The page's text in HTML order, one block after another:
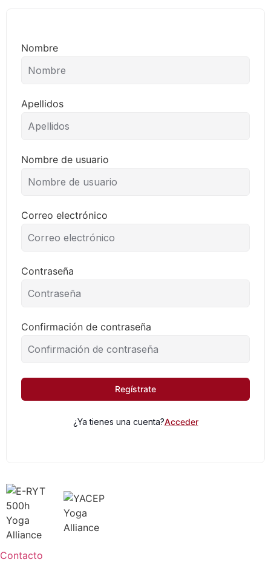
Nombre
Apellidos
Nombre de usuario
Correo electrónico
Contraseña
Confirmación de contraseña
Regístrate
¿Ya tienes una cuenta?Acceder
Contacto